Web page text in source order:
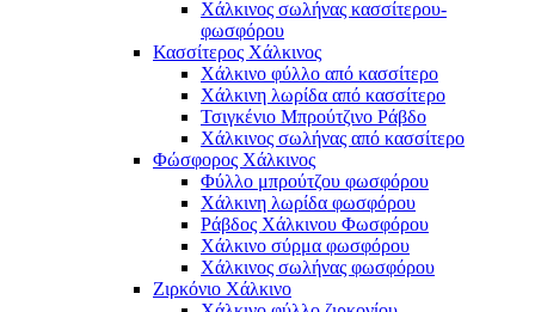
Χάλκινος σωλήνας κασσίτερου-
φωσφόρου
Κασσίτερος Χάλκινος
Χάλκινο φύλλο από κασσίτερο
Χάλκινη λωρίδα από κασσίτερο
Τσιγκένιο Μπρούτζινο Ράβδο
Χάλκινος σωλήνας από κασσίτερο
Φώσφορος Χάλκινος
Φύλλο μπρούτζου φωσφόρου
Χάλκινη λωρίδα φωσφόρου
Ράβδος Χάλκινου Φωσφόρου
Χάλκινο σύρμα φωσφόρου
Χάλκινος σωλήνας φωσφόρου
Ζιρκόνιο Χάλκινο